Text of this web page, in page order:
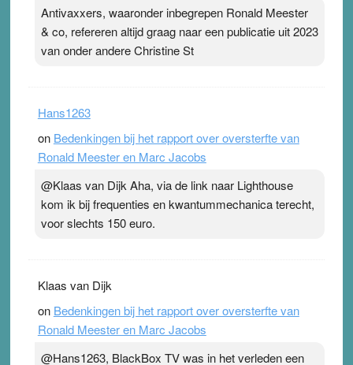
Antivaxxers, waaronder inbegrepen Ronald Meester
& co, refereren altijd graag naar een publicatie uit 2023
van onder andere Christine St
Hans1263
on Bedenkingen bij het rapport over oversterfte van
Ronald Meester en Marc Jacobs
@Klaas van Dijk Aha, via de link naar Lighthouse
kom ik bij frequenties en kwantummechanica terecht,
voor slechts 150 euro.
Klaas van Dijk
on Bedenkingen bij het rapport over oversterfte van
Ronald Meester en Marc Jacobs
@Hans1263, BlackBox TV was in het verleden een